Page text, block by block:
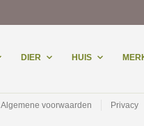
DIER HUIS
Algemene voorwaarden Privacy